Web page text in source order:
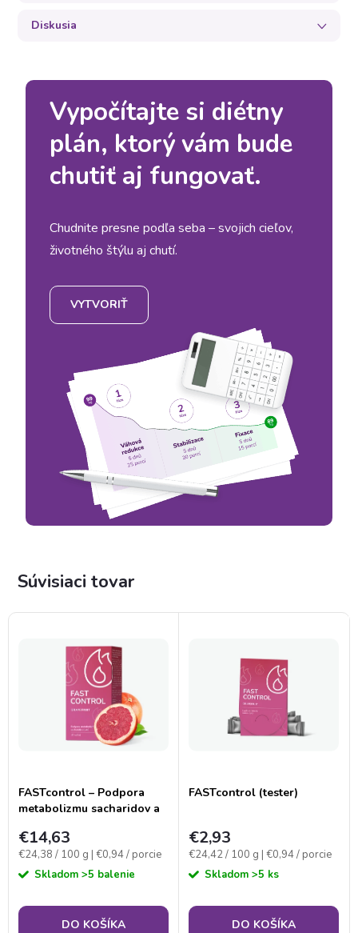
Diskusia
Vypočítajte si diétny
plán, ktorý vám bude
chutiť aj fungovať.
Chudnite presne podľa seba – svojich cieľov,
životného štýlu aj chutí.
VYTVORIŤ
Súvisiaci tovar
FASTcontrol – Podpora
metabolizmu sacharidov a
€14,63
Jednotková
cena:
€24,38 / 100 g | €0,94 / porcie
Skladom >5 balenie
DO KOŠÍKA
FASTcontrol (tester)
€2,93
Jednotková
cena:
€24,42 / 100 g | €0,94 / porcie
Skladom >5 ks
DO KOŠÍKA